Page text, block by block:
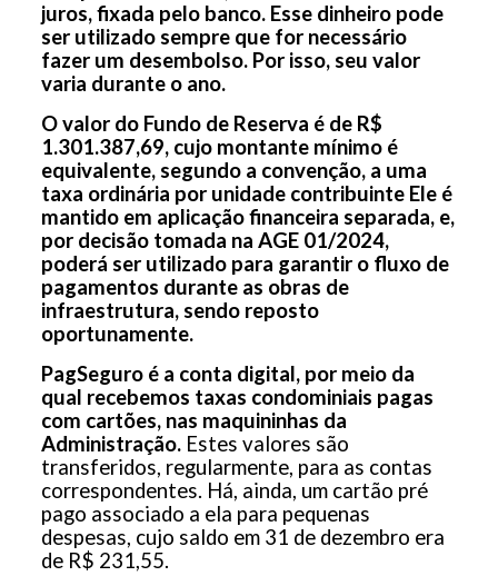
juros, fixada pelo banco. Esse dinheiro pode
ser utilizado sempre que for necessário
fazer um desembolso. Por isso, seu valor
varia durante o ano.
O valor do Fundo de Reserva é de R$
1.301.387,69, cujo montante mínimo é
equivalente, segundo a convenção, a uma
taxa ordinária por unidade contribuinte Ele é
mantido em aplicação financeira separada, e,
por decisão tomada na AGE 01/2024,
poderá ser utilizado para garantir o fluxo de
pagamentos durante as obras de
infraestrutura, sendo reposto
oportunamente.
PagSeguro é a conta digital, por meio da
qual recebemos taxas condominiais pagas
com cartões, nas maquininhas da
Administração. Estes valores são
transferidos, regularmente, para as contas
correspondentes. Há, ainda, um cartão pré
pago associado a ela para pequenas
despesas, cujo saldo em 31 de dezembro era
de R$ 231,55.